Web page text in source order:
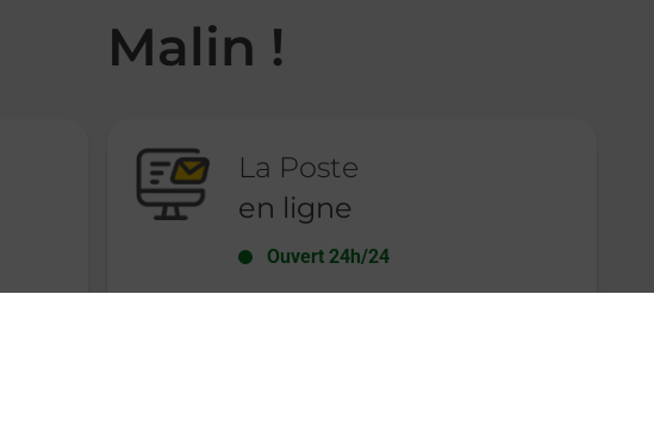
Malin !
La Poste
en ligne
Ouvert 24h/24